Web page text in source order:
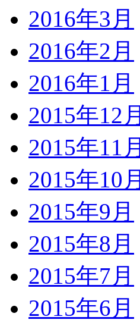
2016年3月
2016年2月
2016年1月
2015年12月
2015年11月
2015年10月
2015年9月
2015年8月
2015年7月
2015年6月